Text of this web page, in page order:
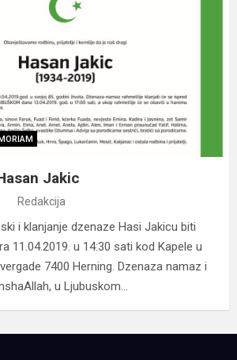
Jakic
Redakcija
i klanjanje dzenaze Hasi Jakicu biti
11.04.2019. u 14:30 sati kod Kapele u
7400 Herning. Dzenaza namaz i
u Ljubuskom…